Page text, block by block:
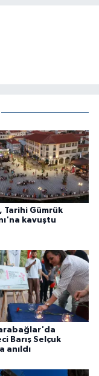
Tarihi Gümrük
kavuştu
Barış Selçuk
anıldı